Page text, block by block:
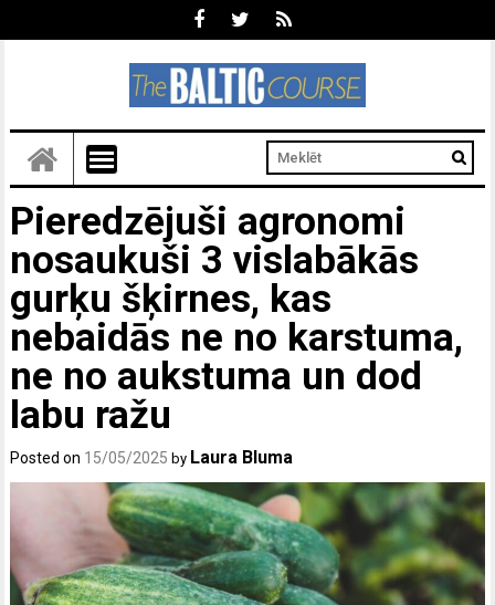
Pieredzējuši agronomi
nosaukuši 3 vislabākās
gurķu šķirnes, kas
nebaidās ne no karstuma,
ne no aukstuma un dod
labu ražu
Posted on 15/05/2025 by Laura Bluma